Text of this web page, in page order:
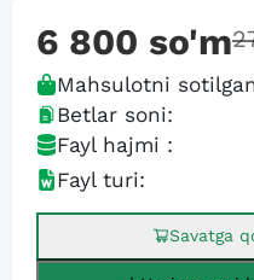
6 800 so'm
Mahsulotni
Betlar soni:
Fayl hajmi :
Fayl turi:
Savatga